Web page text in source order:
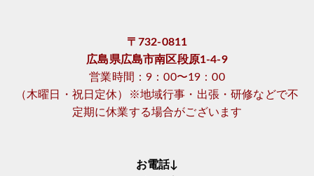
〒732-0811
広島県広島市南区段原1-4-9
営業時間：9：00〜19：00
（木曜日・祝日定休）※地域行事・出張・研修などで不
定期に休業する場合がございます
お電話↓